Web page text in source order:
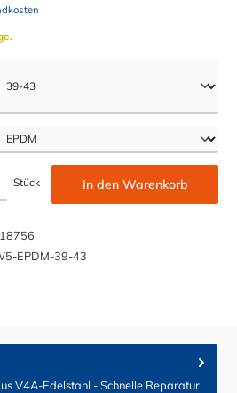
Wert ein oder benutze die Schaltflächen um die Anzahl
Stück In den Warenkorb
EPDM-39-43
V4A-Edelstahl - Schnelle Reparatur